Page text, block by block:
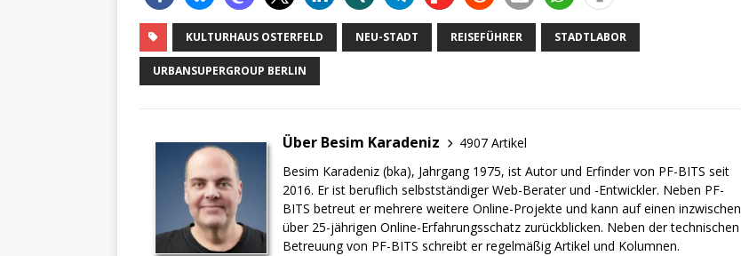
KULTURHAUS OSTERFELD NEU-STADT REISEFÜHRER STADTLABOR
URBANSUPERGROUP BERLIN
Über Besim Karadeniz
4907 Artikel
Besim Karadeniz (bka), Jahrgang 1975, ist Autor und Erfinder von PF-BITS seit
2016. Er ist beruflich selbstständiger Web-Berater und -Entwickler. Neben PF-
BITS betreut er mehrere weitere Online-Projekte und kann auf einen inzwischen
über 25-jährigen Online-Erfahrungsschatz zurückblicken. Neben der technischen
Betreuung von PF-BITS schreibt er regelmäßig Artikel und Kolumnen.